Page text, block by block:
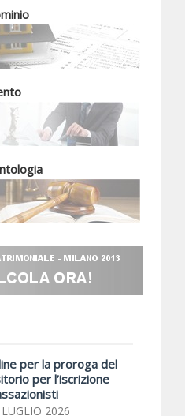
per la proroga del
per l’iscrizione
2026